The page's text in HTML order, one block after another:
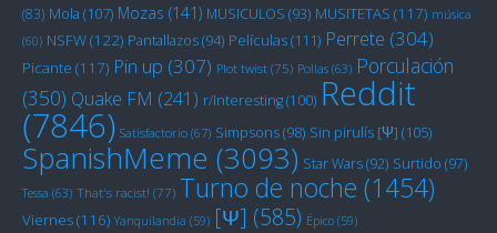
(83) Mola (107) Mozas (141) MUSICULOS (93) MUSITETAS (117) música
(60) NSFW(122) Pantallazos(94) Películas(111) Perrete (304)
Picante (117) Pin up (307) Plot twist (75) Pollas (63) Porculación
(350) Quake FM (241) r/Interesting(100) Reddit
(7846) Satisfactorio (67) Simpsons(98) Sin pirulís [Ψ] (105)
SpanishMeme (3093) Star Wars(92) Surtido (97)
Tessa (63) That's racist! (77) Turno de noche (1454)
Viernes(116) Yanquilandia (59) [Ψ] (585) Épico (59)